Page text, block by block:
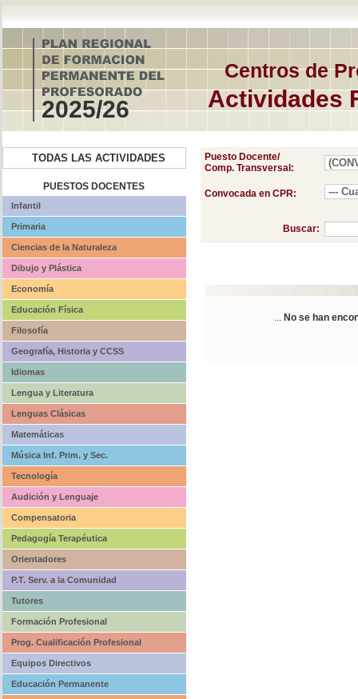
Centros de
Actividades
2025/26
TODAS LAS ACTIVIDADES
PUESTOS DOCENTES
Infantil
Primaria
Ciencias de la Naturaleza
Dibujo y Plástica
Economía
Educación Física
Filosofía
Geografía, Historia y CCSS
Idiomas
Lengua y Literatura
Lenguas Clásicas
Matemáticas
Música Inf. Prim. y Sec.
Tecnología
Audición y Lenguaje
Compensatoria
Pedagogía Terapéutica
Orientadores
P.T. Serv. a la Comunidad
Tutores
Formación Profesional
Prog. Cualificación Profesional
Equipos Directivos
Educación Permanente
Puesto Docente/
Comp. Transversal:
Convocada en CPR:
Buscar:
... No se han